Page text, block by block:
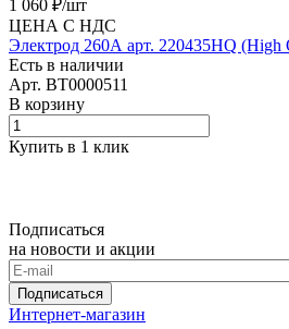
1 060 ₽/шт
ЦЕНА С НДС
Электрод 260А арт. 220435HQ (High
Есть в наличии
Арт. BT0000511
В корзину
Купить в 1 клик
Подписаться
на новости и акции
Подписаться
Интернет-магазин